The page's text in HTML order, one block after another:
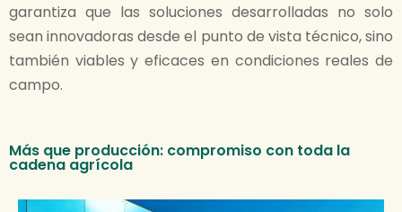
garantiza que las soluciones desarrolladas no solo
sean innovadoras desde el punto de vista técnico, sino
también viables y eficaces en condiciones reales de
campo.
Más que producción: compromiso con toda la
cadena agrícola